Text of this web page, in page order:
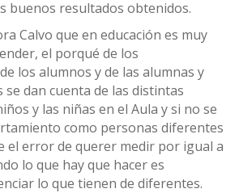
buenos resultados obtenidos.
Calvo que en educación es muy
el porqué de los
los alumnos y de las alumnas y
dan cuenta de las distintas
y las niñas en el Aula y si no se
como personas diferentes
el error de querer medir por igual a
lo que hay que hacer es
lo que tienen de diferentes.